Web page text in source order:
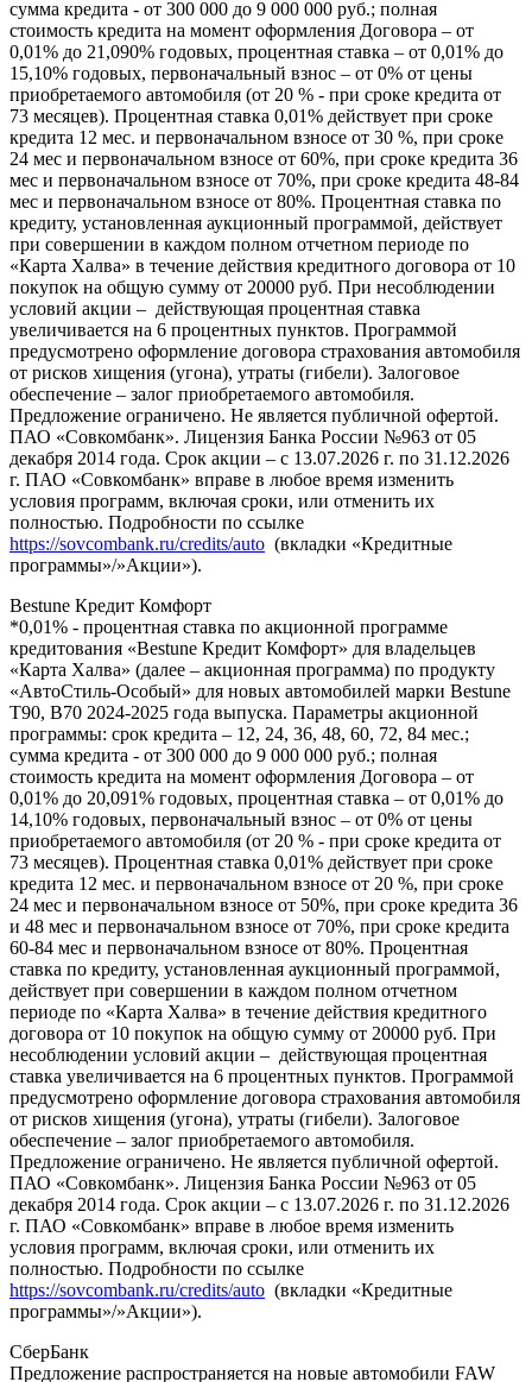
сумма кредита - от 300 000 до 9 000 000 руб.; полная
стоимость кредита на момент оформления Договора – от
0,01% до 21,090% годовых, процентная ставка – от 0,01% до
15,10% годовых, первоначальный взнос – от 0% от цены
приобретаемого автомобиля (от 20 % - при сроке кредита от
73 месяцев). Процентная ставка 0,01% действует при сроке
кредита 12 мес. и первоначальном взносе от 30 %, при сроке
24 мес и первоначальном взносе от 60%, при сроке кредита 36
мес и первоначальном взносе от 70%, при сроке кредита 48-84
мес и первоначальном взносе от 80%. Процентная ставка по
кредиту, установленная аукционный программой, действует
при совершении в каждом полном отчетном периоде по
«Карта Халва» в течение действия кредитного договора от 10
покупок на общую сумму от 20000 руб. При несоблюдении
условий акции – действующая процентная ставка
увеличивается на 6 процентных пунктов. Программой
предусмотрено оформление договора страхования автомобиля
от рисков хищения (угона), утраты (гибели). Залоговое
обеспечение – залог приобретаемого автомобиля.
Предложение ограничено. Не является публичной офертой.
ПАО «Совкомбанк». Лицензия Банка России №963 от 05
декабря 2014 года. Срок акции – с 13.07.2026 г. по 31.12.2026
г. ПАО «Совкомбанк» вправе в любое время изменить
условия программ, включая сроки, или отменить их
полностью. Подробности по ссылке
https://sovcombank.ru/credits/auto (вкладки «Кредитные
программы»/»Акции»).
Bestune Кредит Комфорт
*0,01% - процентная ставка по акционной программе
кредитования «Bestune Кредит Комфорт» для владельцев
«Карта Халва» (далее – акционная программа) по продукту
«АвтоСтиль-Особый» для новых автомобилей марки Bestune
T90, B70 2024-2025 года выпуска. Параметры акционной
программы: срок кредита – 12, 24, 36, 48, 60, 72, 84 мес.;
сумма кредита - от 300 000 до 9 000 000 руб.; полная
стоимость кредита на момент оформления Договора – от
0,01% до 20,091% годовых, процентная ставка – от 0,01% до
14,10% годовых, первоначальный взнос – от 0% от цены
приобретаемого автомобиля (от 20 % - при сроке кредита от
73 месяцев). Процентная ставка 0,01% действует при сроке
кредита 12 мес. и первоначальном взносе от 20 %, при сроке
24 мес и первоначальном взносе от 50%, при сроке кредита 36
и 48 мес и первоначальном взносе от 70%, при сроке кредита
60-84 мес и первоначальном взносе от 80%. Процентная
ставка по кредиту, установленная аукционный программой,
действует при совершении в каждом полном отчетном
периоде по «Карта Халва» в течение действия кредитного
договора от 10 покупок на общую сумму от 20000 руб. При
несоблюдении условий акции – действующая процентная
ставка увеличивается на 6 процентных пунктов. Программой
предусмотрено оформление договора страхования автомобиля
от рисков хищения (угона), утраты (гибели). Залоговое
обеспечение – залог приобретаемого автомобиля.
Предложение ограничено. Не является публичной офертой.
ПАО «Совкомбанк». Лицензия Банка России №963 от 05
декабря 2014 года. Срок акции – с 13.07.2026 г. по 31.12.2026
г. ПАО «Совкомбанк» вправе в любое время изменить
условия программ, включая сроки, или отменить их
полностью. Подробности по ссылке
https://sovcombank.ru/credits/auto (вкладки «Кредитные
программы»/»Акции»).
СберБанк
Предложение распространяется на новые автомобили FAW